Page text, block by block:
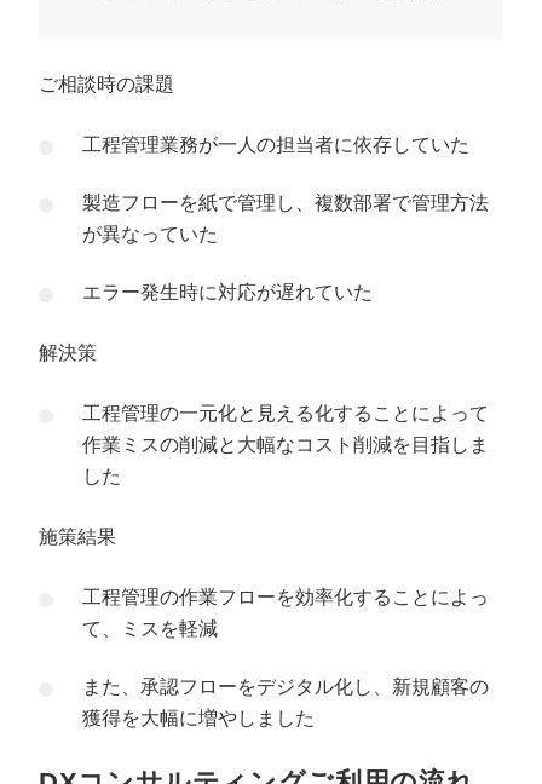
ご相談時の課題
工程管理業務が一人の担当者に依存していた
製造フローを紙で管理し、複数部署で管理方法
が異なっていた
エラー発生時に対応が遅れていた
解決策
工程管理の一元化と見える化することによって
作業ミスの削減と大幅なコスト削減を目指しま
した
施策結果
工程管理の作業フローを効率化することによっ
て、ミスを軽減
また、承認フローをデジタル化し、新規顧客の
獲得を大幅に増やしました